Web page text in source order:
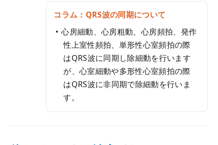
コラム：QRS波の同期について
心房細動、心房粗動、心房頻拍、発作
性上室性頻拍、単形性心室頻拍の際
はQRS波に同期し除細動を行います
が、心室細動や多形性心室頻拍の際
はQRS波に非同期で除細動を行いま
す。